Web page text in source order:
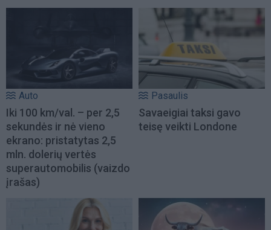
Auto
Iki 100 km/val. – per 2,5
sekundės ir nė vieno
ekrano: pristatytas 2,5
mln. dolerių vertės
superautomobilis (vaizdo
įrašas)
Pasaulis
Savaeigiai taksi gavo
teisę veikti Londone